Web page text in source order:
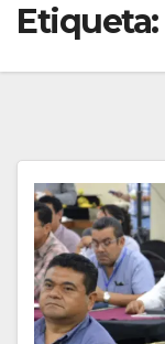
Etiqueta: